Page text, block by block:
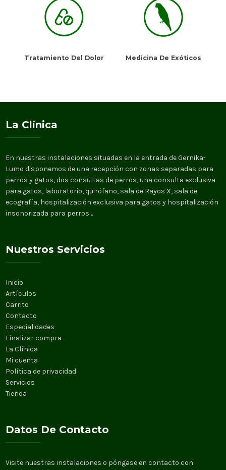
Tratamiento Del Dolor Medicina De Exóticos
La Clínica
En nuestras instalaciones situadas en la entrada de Gernika-
Lumo disponemos de una recepción con zonas separadas para
perros y gatos, dos consultas de perros, una consulta exclusiva
para gatos, laboratorio, quirófano, sala de Rayos X, sala de
ecografía, hospitalización exclusiva para gatos y hospitalización
insonorizada para perros…
Nuestros Servicios
Inicio
Artículos
Carrito
Contacto
Especialidades
Finalizar compra
La Clínica
Mi cuenta
Política de privacidad
Servicios
Tienda
Datos De Contacto
Visite nuestras instalaciones o póngase en contacto con